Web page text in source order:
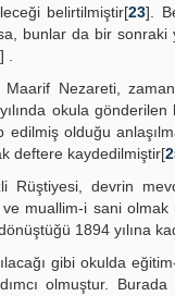
belirtilmiştir[23].
bunlar da bir sonraki
] .
Nezareti,
okula
edilmiş olduğu
deftere kaydedilmiştir[
Rüştiyesi, devrin
ve muallim-i sani
1894 yılına
gibi okulda
olmuştur.